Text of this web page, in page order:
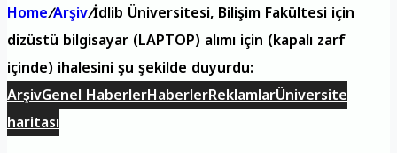
Home/Arşiv/İdlib Üniversitesi, Bilişim Fakültesi için
dizüstü bilgisayar (LAPTOP) alımı için (kapalı zarf
içinde) ihalesini şu şekilde duyurdu:
ArşivGenel HaberlerHaberlerReklamlarÜniversite
haritası